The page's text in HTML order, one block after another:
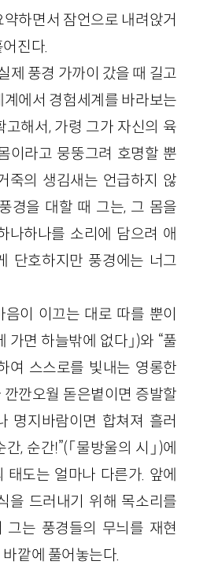
하면서 잠언으로 내려앉거
진다.
제 풍경 가까이 갔을 때 길고
에서 경험세계를 바라보는
고해서, 가령 그가 자신의 육
이라고 뭉뚱그려 호명할 뿐
죽의 생김새는 언급하지 않
경을 대할 때 그는, 그 몸을
나하나를 소리에 담으려 애
단호하지만 풍경에는 너그
음이 이끄는 대로 따를 뿐이
가면 하늘밖에 없다」)와 “풀
여 스스로를 빛내는 영롱한
깐오월 돋은볕이면 증발할
명지바람이면 합쳐져 흘러
, 순간!”(「물방울의 시」)에
태도는 얼마나 다른가. 앞에
을 드러내기 위해 목소리를
그는 풍경들의 무늬를 재현
깥에 풀어놓는다.